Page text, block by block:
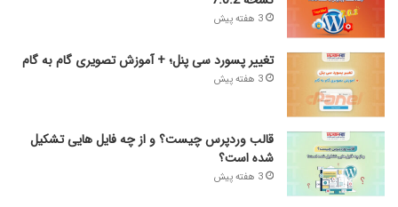
3 هفته پیش
تغییر پسورد سی پنل؛ + آموزش تصویری گام به گام
3 هفته پیش
قالب وردپرس چیست؟ و از چه فایل­ هایی تشکیل
شده است؟
3 هفته پیش